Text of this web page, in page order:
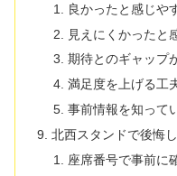
良かったと感じや
見えにくかったと
期待とのギャップ
満足度を上げる工
事前情報を知って
北西スタンドで後悔
座席番号で事前に